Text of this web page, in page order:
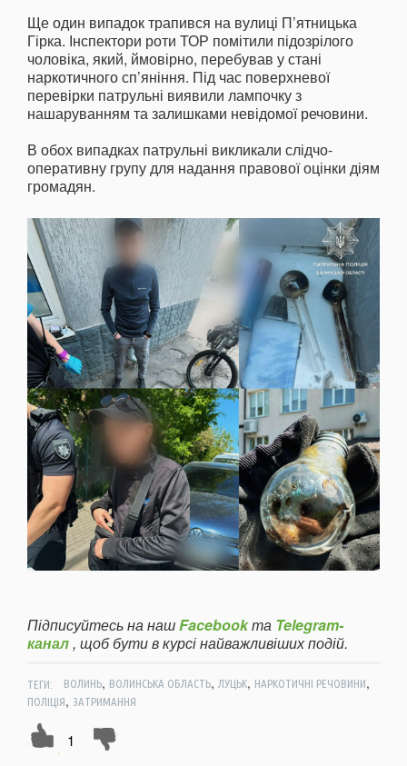
Ще один випадок трапився на вулиці П’ятницька
Гірка. Інспектори роти ТОР помітили підозрілого
чоловіка, який, ймовірно, перебував у стані
наркотичного сп’яніння. Під час поверхневої
перевірки патрульні виявили лампочку з
нашаруванням та залишками невідомої речовини.
В обох випадках патрульні викликали слідчо-
оперативну групу для надання правової оцінки діям
громадян.
Підписуйтесь на нашFacebookта Telegram-
канал, щоб бути в курсі найважливіших подій.
ТЕГИ: ВОЛИНЬ, ВОЛИНСЬКА ОБЛАСТЬ, ЛУЦЬК, НАРКОТИЧНІ РЕЧОВИНИ,
ПОЛІЦІЯ, ЗАТРИМАННЯ
1